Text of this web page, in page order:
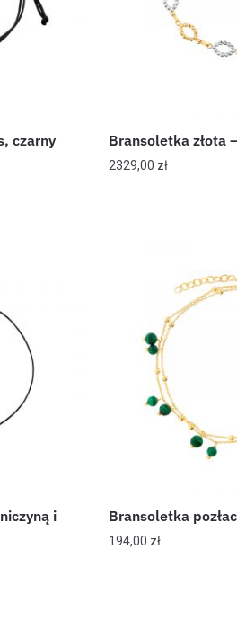
czarny
Bransoletka złota
2329,00 zł
i
Bransoletka
194,00 zł